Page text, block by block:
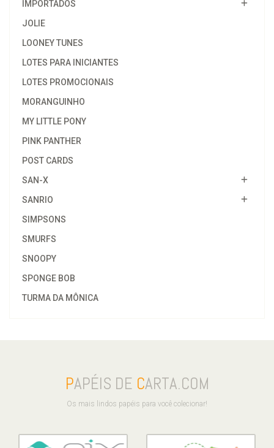
IMPORTADOS
JOLIE
LOONEY TUNES
LOTES PARA INICIANTES
LOTES PROMOCIONAIS
MORANGUINHO
MY LITTLE PONY
PINK PANTHER
POST CARDS
SAN-X
SANRIO
SIMPSONS
SMURFS
SNOOPY
SPONGE BOB
TURMA DA MÔNICA
PAPÉIS DE CARTA.COM
Os mais lindos papéis para você colecionar!